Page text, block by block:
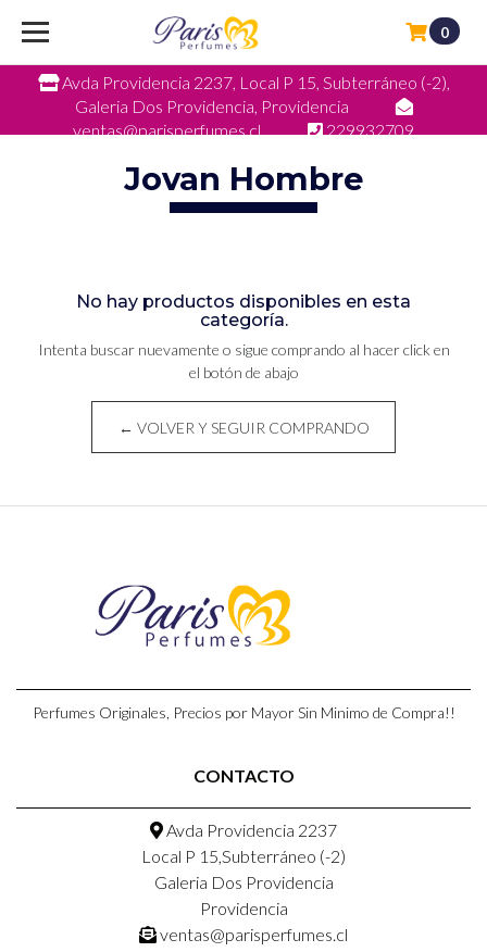
Avda Providencia 2237, Local P 15, Subterráneo (-2),
Galeria Dos Providencia, Providencia
ventas@parisperfumes.cl
229932709
0
Jovan Hombre
No hay productos disponibles en esta
categoría.
Intenta buscar nuevamente o sigue comprando al hacer click en
el botón de abajo
← VOLVER Y SEGUIR COMPRANDO
Perfumes Originales, Precios por Mayor Sin Minimo de Compra!!
CONTACTO
Avda Providencia 2237
Local P 15,Subterráneo (-2)
Galeria Dos Providencia
Providencia
ventas@parisperfumes.cl